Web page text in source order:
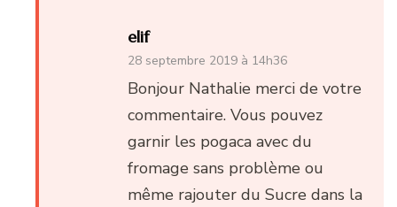
elif
28 septembre 2019 à 14h36
Bonjour Nathalie merci de votre
commentaire. Vous pouvez
garnir les pogaca avec du
fromage sans problème ou
même rajouter du Sucre dans la